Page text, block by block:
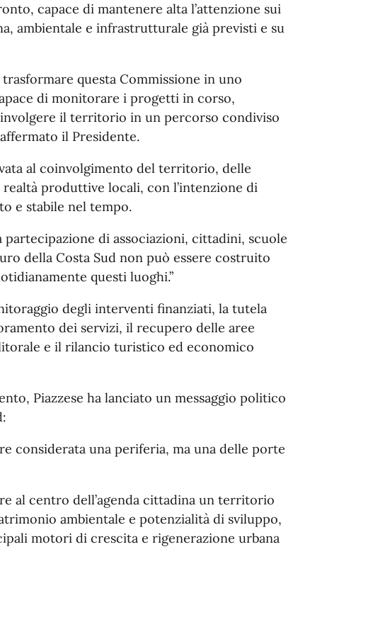
capace di mantenere alta l’attenzione sui
ambientale e infrastrutturale già previsti e su
questa Commissione in uno
di monitorare i progetti in corso,
il territorio in un percorso condiviso
il Presidente.
al coinvolgimento del territorio, delle
produttive locali, con l’intenzione di
e stabile nel tempo.
partecipazione di associazioni, cittadini, scuole
della Costa Sud non può essere costruito
questi luoghi.”
degli interventi finanziati, la tutela
dei servizi, il recupero delle aree
e il rilancio turistico ed economico
Piazzese ha lanciato un messaggio politico
considerata una periferia, ma una delle porte
al centro dell’agenda cittadina un territorio
ambientale e potenzialità di sviluppo,
motori di crescita e rigenerazione urbana